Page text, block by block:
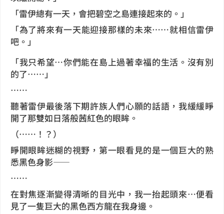
「雷伊總有一天，會把碧空之島連接起來的。」
「為了將來有一天能迎接那樣的未來……就相信雷伊
吧。」
「我只希望…你們能在島上過著幸福的生活。沒有別
的了……」
……
聽著雷伊最後落下期許族人們心願的話語，我緩緩睜
開了那雙如日落般茜紅色的眼眸。
（……！？）
睜開眼眸迷糊的視野，第一眼看見的是一個巨大的熟
悉黑色身影——
……
在對焦逐漸變得清晰的目光中，我一抬起頭來…便看
見了一隻巨大的黑色西方龍在我身邊。